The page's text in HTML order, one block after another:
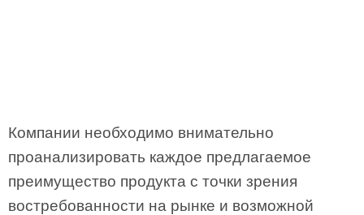
Компании необходимо внимательно
проанализировать каждое предлагаемое
преимущество продукта с точки зрения
востребованности на рынке и возможной